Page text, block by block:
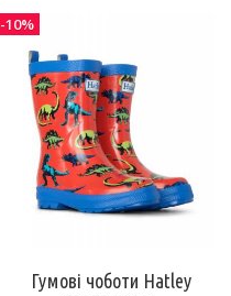
Гумові чоботи Hatley
-10%